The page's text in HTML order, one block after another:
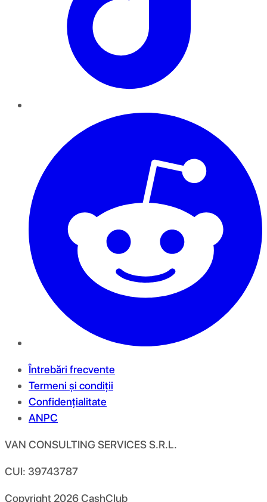
Întrebări frecvente
Termeni și condiții
Confidențialitate
ANPC
VAN CONSULTING SERVICES S.R.L.
CUI: 39743787
Copyright 2026CashClub